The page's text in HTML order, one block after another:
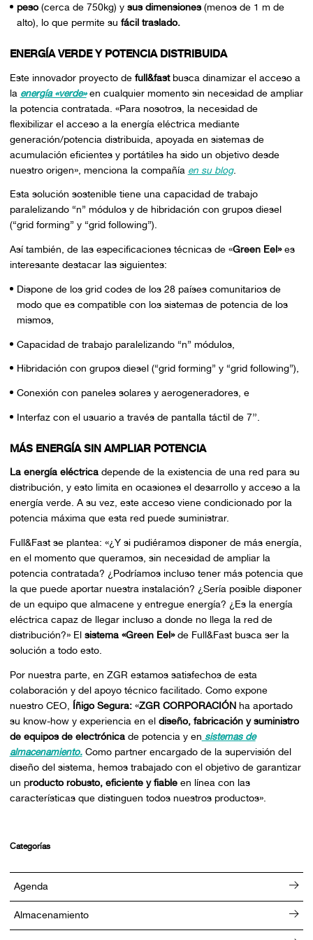
peso(cerca de 750kg) y sus dimensiones(menos de 1 m de
alto), lo que permite su fácil traslado.
ENERGÍA VERDE Y POTENCIA DISTRIBUIDA
Este innovador proyecto de full&fastbusca dinamizar el acceso a
la energía «verde»en cualquier momento sin necesidad de ampliar
la potencia contratada. «Para nosotros, la necesidad de
flexibilizar el acceso a la energía eléctrica mediante
generación/potencia distribuida, apoyada en sistemas de
acumulación eficientes y portátiles ha sido un objetivo desde
nuestro origen», menciona la compañía en su blog.
Esta solución sostenible tiene una capacidad de trabajo
paralelizando “n” módulos y de hibridación con grupos diesel
(“grid forming” y “grid following”).
Así también, de las especificaciones técnicas de «Green Eel»es
interesante destacar las siguientes:
Dispone de los grid codes de los 28 países comunitarios de
modo que es compatible con los sistemas de potencia de los
mismos,
Capacidad de trabajo paralelizando “n” módulos,
Hibridación con grupos diesel (“grid forming” y “grid following”),
Conexión con paneles solares y aerogeneradores, e
Interfaz con el usuario a través de pantalla táctil de 7’’.
MÁS ENERGÍA SIN AMPLIAR POTENCIA
La energía eléctricadepende de la existencia de una red para su
distribución, y esto limita en ocasiones el desarrollo y acceso a la
energía verde. A su vez, este acceso viene condicionado por la
potencia máxima que esta red puede suministrar.
Full&Fast se plantea: «¿Y si pudiéramos disponer de más energía,
en el momento que queramos, sin necesidad de ampliar la
potencia contratada? ¿Podríamos incluso tener más potencia que
la que puede aportar nuestra instalación? ¿Sería posible disponer
de un equipo que almacene y entregue energía? ¿Es la energía
eléctrica capaz de llegar incluso a donde no llega la red de
distribución?» Elsistema «Green Eel»de Full&Fast busca ser la
solución a todo esto.
Por nuestra parte, en ZGR estamos satisfechos de esta
colaboración y del apoyo técnico facilitado. Como expone
nuestro CEO,
Íñigo Segura: «ZGR CORPORACIÓNha aportado
su know-how y experiencia en el diseño, fabricación y suministro
de equipos de electrónicade potencia y en sistemas de
almacenamiento.Como partner encargado de la supervisión del
diseño del sistema, hemos trabajado con el objetivo de garantizar
un producto robusto, eficiente y fiableen línea con las
características que distinguen todos nuestros productos».
Categorías
Agenda
Almacenamiento